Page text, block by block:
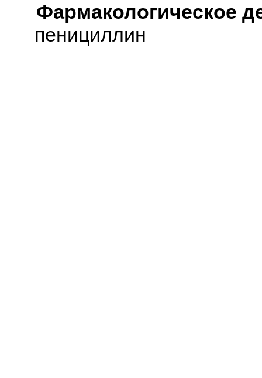
Фармакологическое
пенициллин